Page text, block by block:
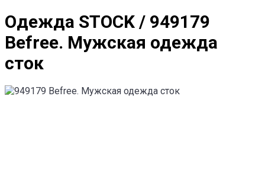
Одежда STOCK / 949179
Befree. Мужская одежда
сток